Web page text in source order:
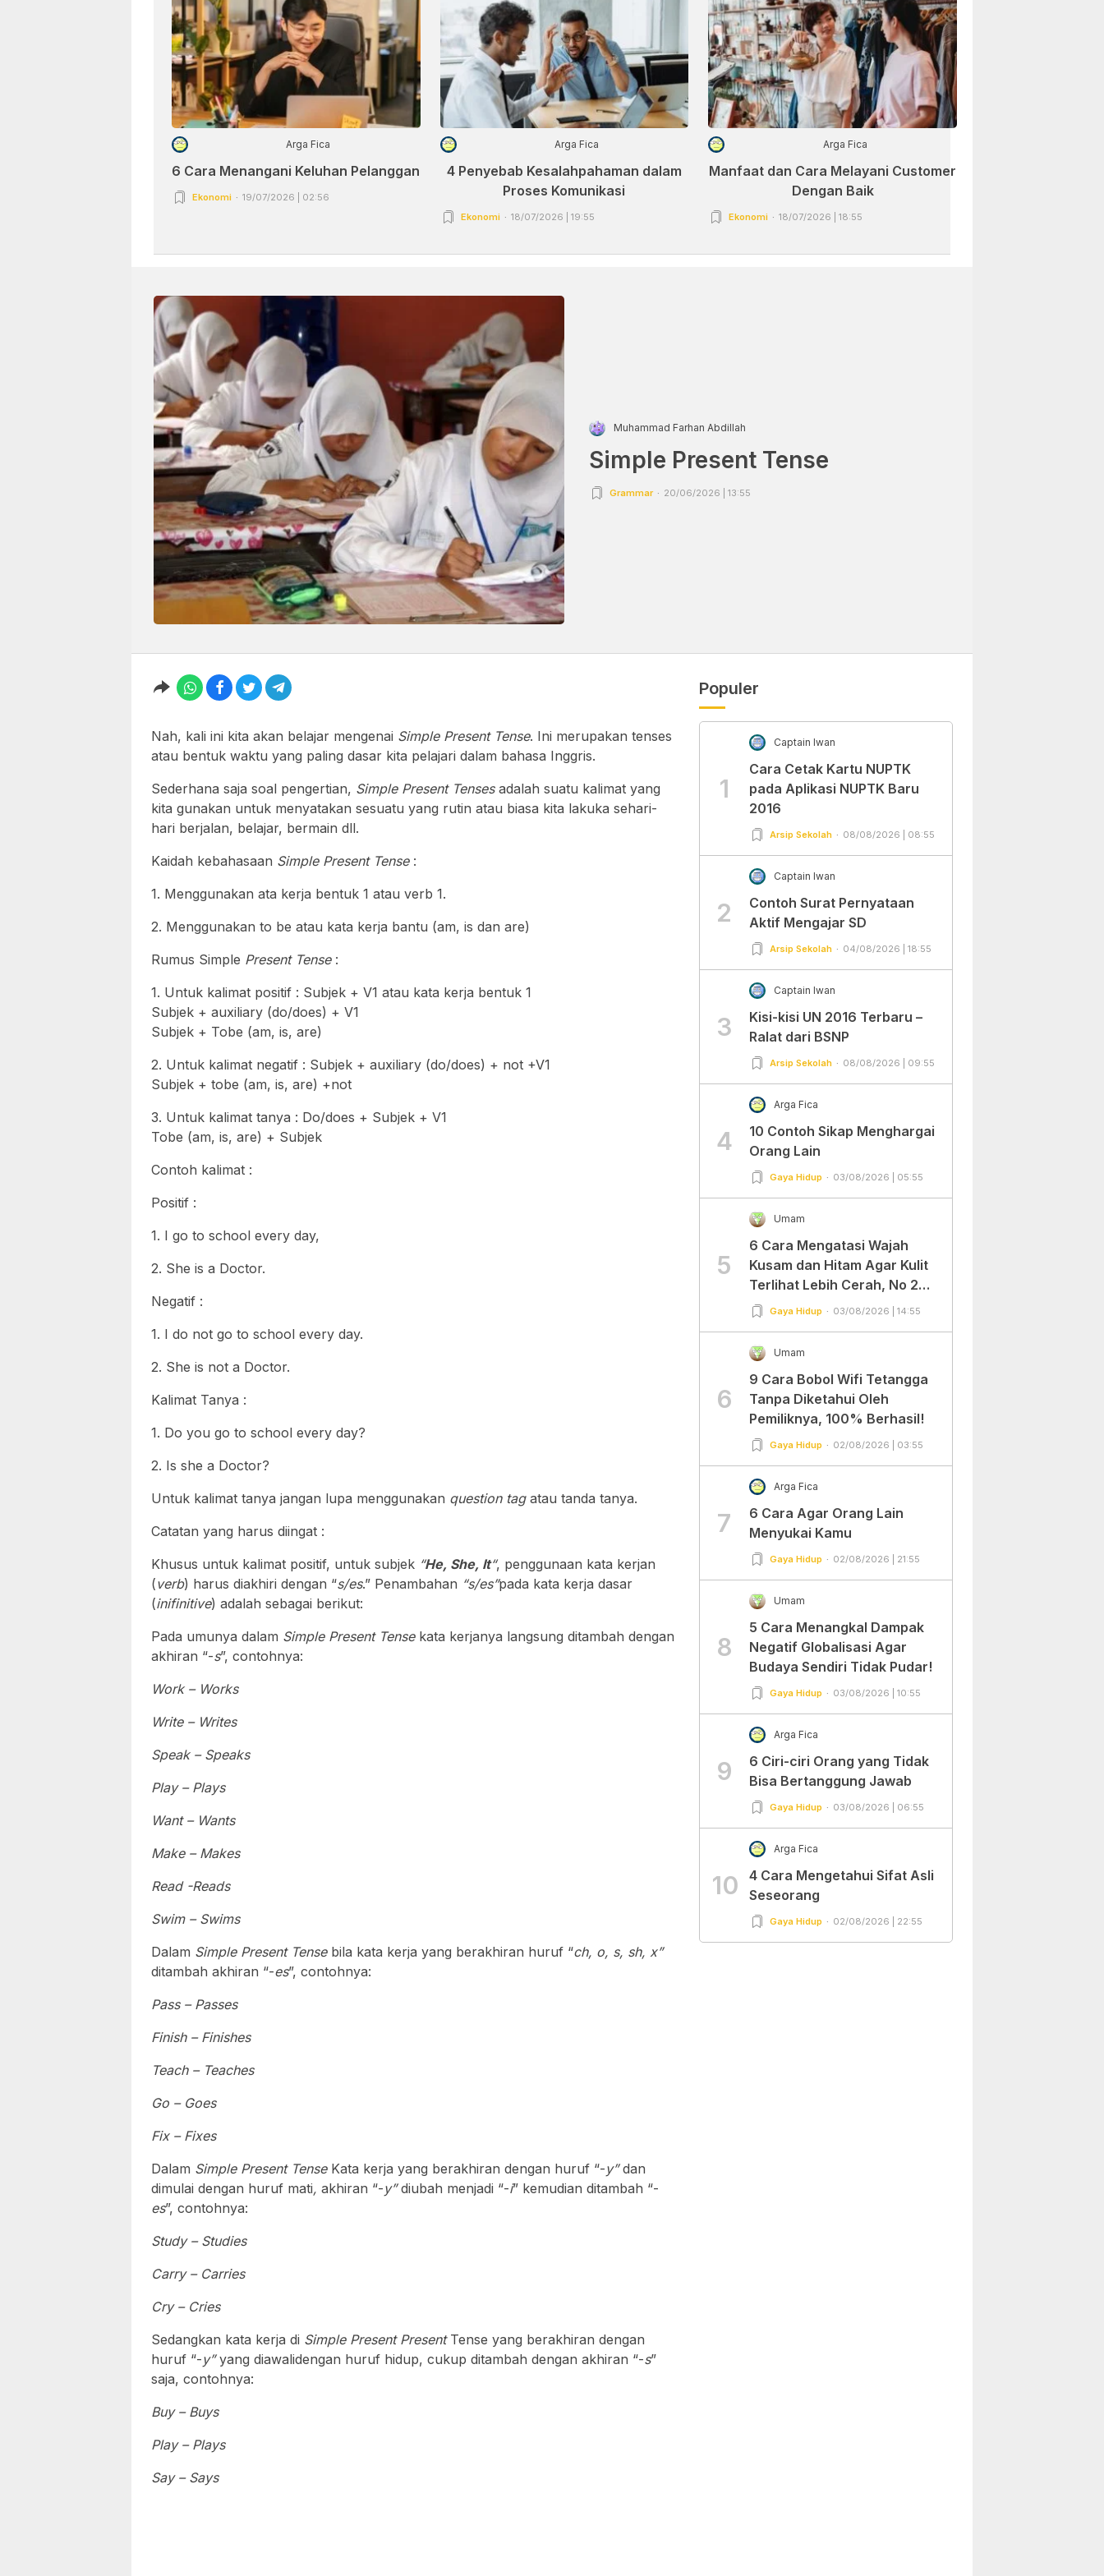
Arga Fica
6 Cara Menangani Keluhan Pelanggan
Ekonomi 19/07/2026 | 02:56
Arga Fica
4 Penyebab Kesalahpahaman dalam
Proses Komunikasi
Ekonomi 18/07/2026 | 19:55
Arga Fica
Manfaat dan Cara Melayani Customer
Dengan Baik
Ekonomi 18/07/2026 | 18:55
Muhammad Farhan Abdillah
Simple Present Tense
Grammar 20/06/2026 | 13:55
Nah, kali ini kita akan belajar mengenai Simple Present Tense. Ini merupakan tenses
atau bentuk waktu yang paling dasar kita pelajari dalam bahasa Inggris.
Sederhana saja soal pengertian, Simple Present Tensesadalah suatu kalimat yang
kita gunakan untuk menyatakan sesuatu yang rutin atau biasa kita lakuka sehari-
hari berjalan, belajar, bermain dll.
Kaidah kebahasaan Simple Present Tense:
1. Menggunakan ata kerja bentuk 1 atau verb 1.
2. Menggunakan to be atau kata kerja bantu (am, is dan are)
Rumus Simple Present Tense:
1. Untuk kalimat positif : Subjek + V1 atau kata kerja bentuk 1
Subjek + auxiliary (do/does) + V1
Subjek + Tobe (am, is, are)
2. Untuk kalimat negatif : Subjek + auxiliary (do/does) + not +V1
Subjek + tobe (am, is, are) +not
3. Untuk kalimat tanya : Do/does + Subjek + V1
Tobe (am, is, are) + Subjek
Contoh kalimat :
Positif :
1. I go to school every day,
2. She is a Doctor.
Negatif :
1. I do not go to school every day.
2. She is not a Doctor.
Kalimat Tanya :
1. Do you go to school every day?
2. Is she a Doctor?
Untuk kalimat tanya jangan lupa menggunakan question tagatau tanda tanya.
Catatan yang harus diingat :
Khusus untuk kalimat positif, untuk subjek “He, She, It“, penggunaan kata kerjan
(verb) harus diakhiri dengan “s/es.” Penambahan “s/es”pada kata kerja dasar
(inifinitive) adalah sebagai berikut:
Pada umunya dalam Simple Present Tensekata kerjanya langsung ditambah dengan
akhiran “-s”, contohnya:
Work – Works
Write – Writes
Speak – Speaks
Play – Plays
Want – Wants
Make – Makes
Read -Reads
Swim – Swims
Dalam Simple Present Tensebila kata kerja yang berakhiran huruf “ch, o, s, sh, x”
ditambah akhiran “-es”, contohnya:
Pass – Passes
Finish – Finishes
Teach – Teaches
Go – Goes
Fix – Fixes
Dalam Simple Present TenseKata kerja yang berakhiran dengan huruf “-y”dan
dimulai dengan huruf mati, akhiran “-y”diubah menjadi “-i” kemudian ditambah “-
es”, contohnya:
Study – Studies
Carry – Carries
Cry – Cries
Sedangkan kata kerja di Simple Present PresentTense yang berakhiran dengan
huruf “-y”yang diawalidengan huruf hidup, cukup ditambah dengan akhiran “-s”
saja, contohnya:
Buy – Buys
Play – Plays
Say – Says
Populer
1
Captain Iwan
Cara Cetak Kartu NUPTK
pada Aplikasi NUPTK Baru
2016
Arsip Sekolah 08/08/2026 | 08:55
2
Captain Iwan
Contoh Surat Pernyataan
Aktif Mengajar SD
Arsip Sekolah 04/08/2026 | 18:55
3
Captain Iwan
Kisi-kisi UN 2016 Terbaru –
Ralat dari BSNP
Arsip Sekolah 08/08/2026 | 09:55
4
Arga Fica
10 Contoh Sikap Menghargai
Orang Lain
Gaya Hidup 03/08/2026 | 05:55
5
Umam
6 Cara Mengatasi Wajah
Kusam dan Hitam Agar Kulit
Terlihat Lebih Cerah, No 2
Gampang Banget dan Mudah
Gaya Hidup 03/08/2026 | 14:55
6
Umam
9 Cara Bobol Wifi Tetangga
Tanpa Diketahui Oleh
Pemiliknya, 100% Berhasil!
Gaya Hidup 02/08/2026 | 03:55
7
Arga Fica
6 Cara Agar Orang Lain
Menyukai Kamu
Gaya Hidup 02/08/2026 | 21:55
8
Umam
5 Cara Menangkal Dampak
Negatif Globalisasi Agar
Budaya Sendiri Tidak Pudar!
Gaya Hidup 03/08/2026 | 10:55
9
Arga Fica
6 Ciri-ciri Orang yang Tidak
Bisa Bertanggung Jawab
Gaya Hidup 03/08/2026 | 06:55
10
Arga Fica
4 Cara Mengetahui Sifat Asli
Seseorang
Gaya Hidup 02/08/2026 | 22:55